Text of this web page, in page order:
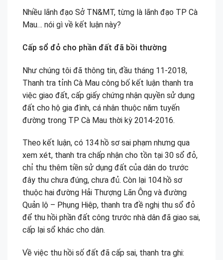
Nhiều lãnh đạo Sở TN&MT, từng là lãnh đạo TP Cà
Mau… nói gì về kết luận này?
Cấp sổ đỏ cho phần đất đã bồi thường
Như chúng tôi đã thông tin, đầu tháng 11-2018,
Thanh tra tỉnh Cà Mau công bố kết luận thanh tra
việc giao đất, cấp giấy chứng nhận quyền sử dụng
đất cho hộ gia đình, cá nhân thuộc năm tuyến
đường trong TP Cà Mau thời kỳ 2014-2016.
Theo kết luận, có 134 hồ sơ sai phạm nhưng qua
xem xét, thanh tra chấp nhận cho tồn tại 30 sổ đỏ,
chỉ thu thêm tiền sử dụng đất của dân do trước
đây thu chưa đúng, chưa đủ. Còn lại 104 hồ sơ
thuộc hai đường Hải Thượng Lãn Ông và đường
Quản lộ – Phụng Hiệp, thanh tra đề nghị thu sổ đỏ
để thu hồi phần đất công trước nhà dân đã giao sai,
cấp lại sổ khác cho dân.
Về việc thu hồi số đất đã cấp sai, thanh tra ghi: